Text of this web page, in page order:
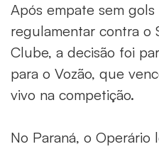
Após empate sem
regulamentar contra o
Clube, a decisão foi
para o Vozão, que
vivo na competição.
No Paraná, o Operário